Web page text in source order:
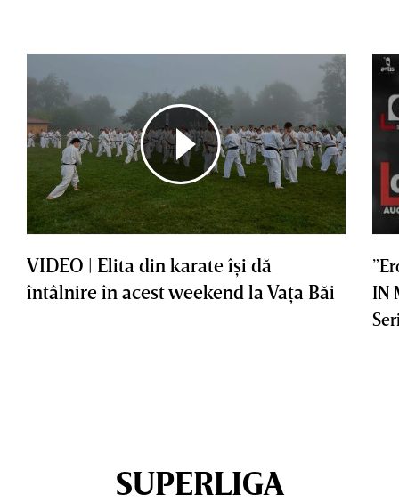
VIDEO | Elita din karate îşi dă
întâlnire în acest weekend la Vaţa Băi
IN
SUPERLIGA